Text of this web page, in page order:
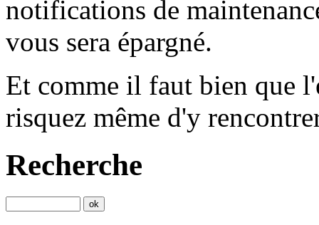
notifications de
vous sera épargné.
Et comme il faut bien que
risquez même d'y
Recherche